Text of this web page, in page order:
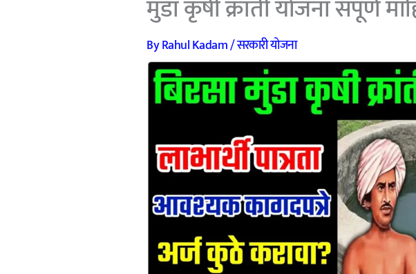
मुंडा कृषी क्रांती योजना संपूर्ण
ByRahul Kadam/सरकारी योजना